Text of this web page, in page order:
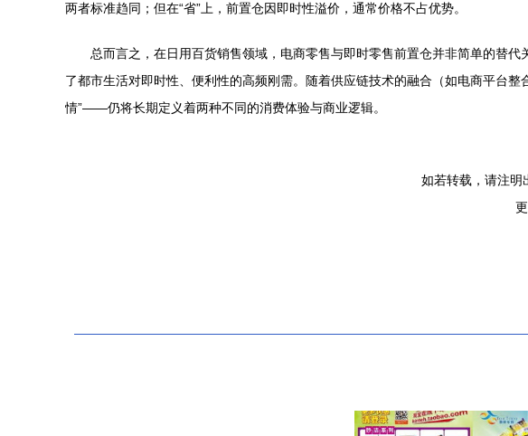
两者标准趋同；但在“省”上，前置仓因即时性溢价，通常价格不占优势。
总而言之，在日用百货销售领域，电商零售与即时零售前置仓并非简单的替
了都市生活对即时性、便利性的高频刚需。随着供应链技术的融合（如电商平台
情”——仍将长期定义着两种不同的消费体验与商业逻辑。
如若转载，请注